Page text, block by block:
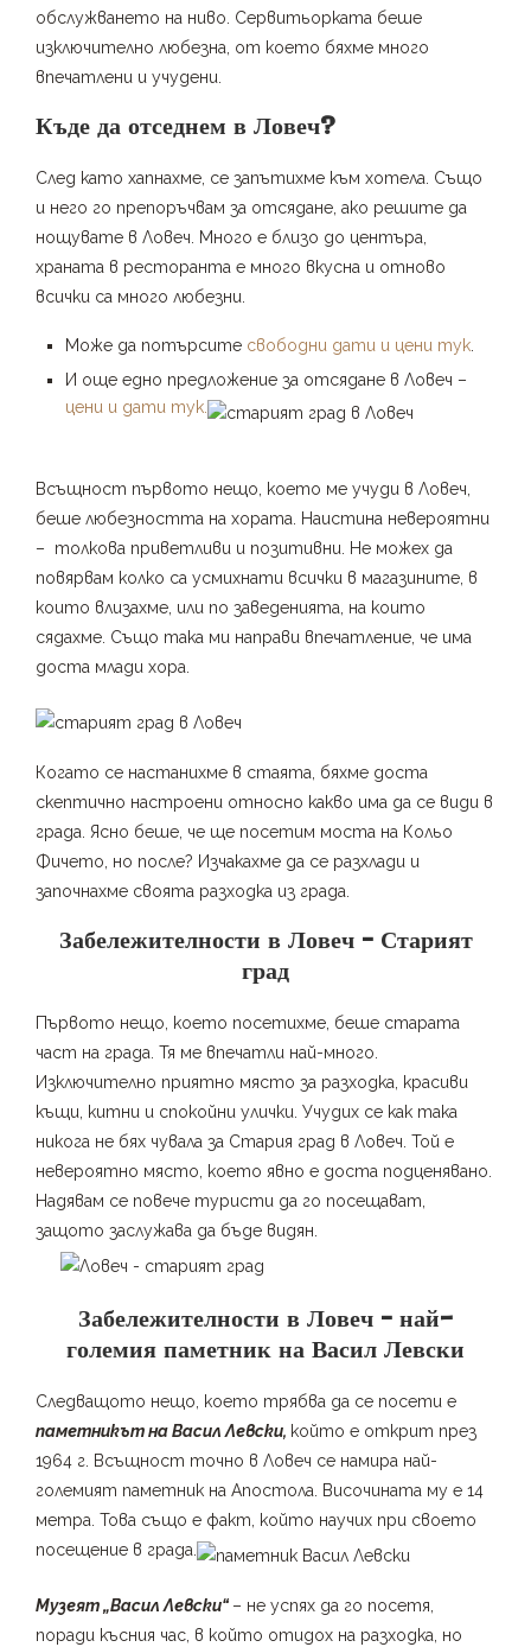
обслужването на ниво. Сервитьорката беше
изключително любезна, от което бяхме много
впечатлени и учудени.
Къде да отседнем в Ловеч?
След като хапнахме, се запътихме към хотела. Също
и него го препоръчвам за отсядане, ако решите да
нощувате в Ловеч. Много е близо до центъра,
храната в ресторанта е много вкусна и отново
всички са много любезни.
Може да потърсите свободни дати и цени тук
И още едно предложение за отсядане в Ловеч –
цени и дати тук.
Всъщност първото нещо, което ме учуди в Ловеч,
беше любезността на хората. Наистина невероятни
– толкова приветливи и позитивни. Не можех да
повярвам колко са усмихнати всички в магазините, в
които влизахме, или по заведенията, на които
сядахме. Също така ми направи впечатление, че има
доста млади хора.
Когато се настанихме в стаята, бяхме доста
скептично настроени относно какво има да се види в
града. Ясно беше, че ще посетим моста на Кольо
Фичето, но после? Изчакахме да се разхлади и
започнахме своята разходка из града.
Забележителности в Ловеч – Старият
град
Първото нещо, което посетихме, беше старата
част на града. Тя ме впечатли най-много.
Изключително приятно място за разходка, красиви
къщи, китни и спокойни улички. Учудих се как така
никога не бях чувала за Стария град в Ловеч. Той е
невероятно място, което явно е доста подценявано.
Надявам се повече туристи да го посещават,
защото заслужава да бъде видян.
Забележителности в Ловеч – най-
големия паметник на Васил Левски
Следващото нещо, което трябва да се посети е
паметникът на Васил Левски, който е открит през
1964 г. Всъщност точно в Ловеч се намира най-
големият паметник на Апостола. Височината му е 14
метра. Това също е факт, който научих при своето
посещение в града.
Музеят „Васил Левски“ – не успях да го посетя,
поради късния час, в който отидох на разходка, но